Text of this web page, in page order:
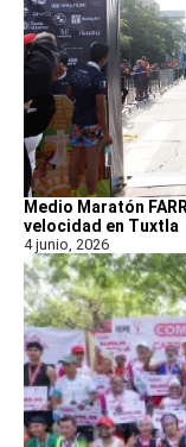
Medio Maratón
velocidad en Tuxtla
4 junio, 2026